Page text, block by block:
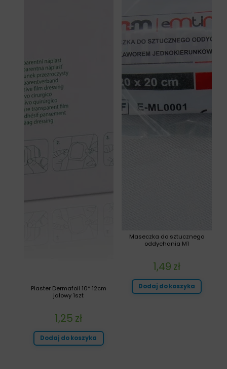
Maseczka do sztucznego
oddychania M1
1,49 zł
Dodaj do koszyka
Plaster Dermafoil 10* 12cm
jałowy 1szt
1,25 zł
Dodaj do koszyka